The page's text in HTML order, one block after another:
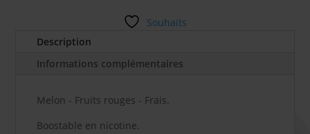
Souhaits
Description
Informations complémentaires
Melon - Fruits rouges - Frais.
Boostable en nicotine.